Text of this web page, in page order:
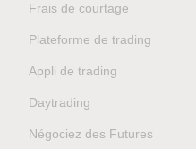
Frais de courtage
Plateforme de trading
Appli de trading
Daytrading
Négociez des Futures